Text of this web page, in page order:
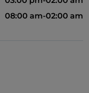
08:00 am-02:00 am